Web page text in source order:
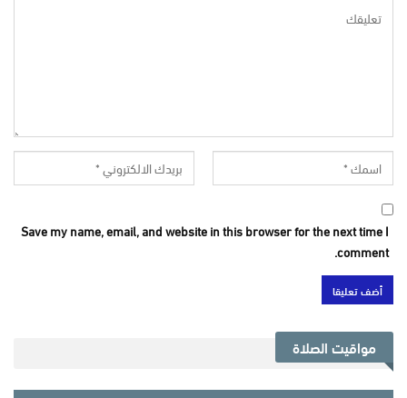
Save my name, email, and website in this browser for the next time I
comment.
مواقيت الصلاة